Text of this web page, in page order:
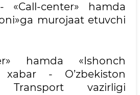
«Call-center» hamda
murojaat etuvchi
hamda «Ishonch
- O’zbekiston
Transport vazirligi